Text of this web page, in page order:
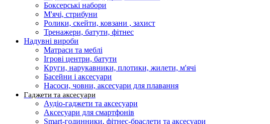
Боксерські набори
М'ячі, стрибуни
Ролики, скейти, ковзани , захист
Тренажери, батути, фітнес
Надувні вироби
Матраси та меблі
Ігрові центри, батути
Круги, нарукавники, плотики, жилети, м'ячі
Басейни і аксесуари
Насоси, човни, аксесуари для плавання
Гаджети та аксесуари
Аудіо-гаджети та аксесуари
Аксесуари для смартфонів
Smart-годинники, фітнес-браслети та аксесуари